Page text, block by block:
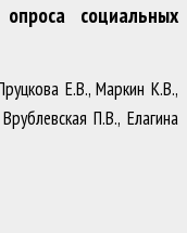
социальных
Е.В., Маркин К.В.,
П.В., Елагина